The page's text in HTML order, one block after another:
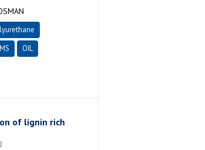
OIL
of lignin rich